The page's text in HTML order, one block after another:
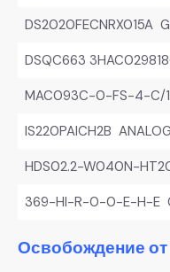
DS2020FECNRX015A
DSQC663
MAC093C-0-FS-4-C/
IS220PAICH2B
HDS02.2-W040N-
369-HI-R-0-0-E-H-E
Освобождение от